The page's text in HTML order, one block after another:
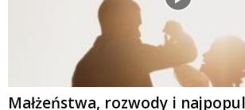
Małżeństwa, rozwody i